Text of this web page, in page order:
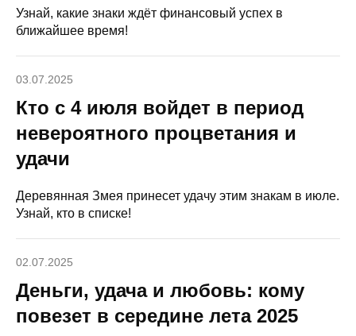
Узнай, какие знаки ждёт финансовый успех в
ближайшее время!
03.07.2025
Кто с 4 июля войдет в период
невероятного процветания и
удачи
Деревянная Змея принесет удачу этим знакам в июле.
Узнай, кто в списке!
02.07.2025
Деньги, удача и любовь: кому
повезет в середине лета 2025